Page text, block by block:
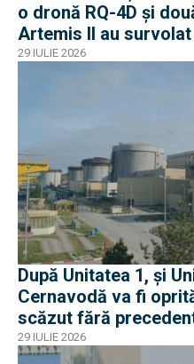
o dronă RQ-4D și
Artemis II au
29 IULIE 2026
După Unitatea 1, și
Cernavodă va fi
scăzut fără
29 IULIE 2026